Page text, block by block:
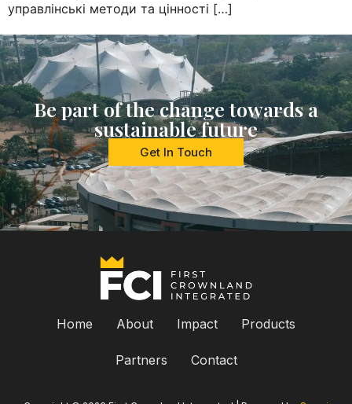
управлінські методи та цінності […]
Be part of the change towards a
sustainable future
Get In Touch
Home About Impact Products
Partners Contact